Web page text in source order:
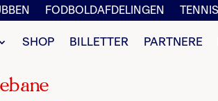
FODBOLDAFDELINGEN
SHOP BILLETTER PARTNERE